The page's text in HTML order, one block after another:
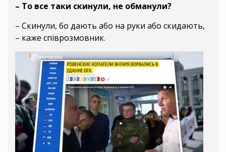
– То все таки скинули, не обманули?
– Скинули, бо дають або на руки або скидають,
– каже співрозмовник.